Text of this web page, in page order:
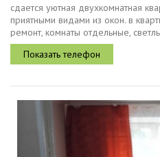
сдается уютная двухкомнатная
приятными видами из окон. в
ремонт, комнаты отдельные,
и ничего лишнего. имеются два
одной...